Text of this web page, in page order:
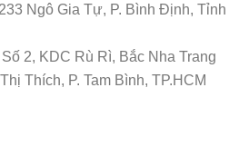
Ngô Gia Tự, P. Bình Định, Tỉnh
2, KDC Rù Rì, Bắc Nha Trang
Thích, P. Tam Bình, TP.HCM